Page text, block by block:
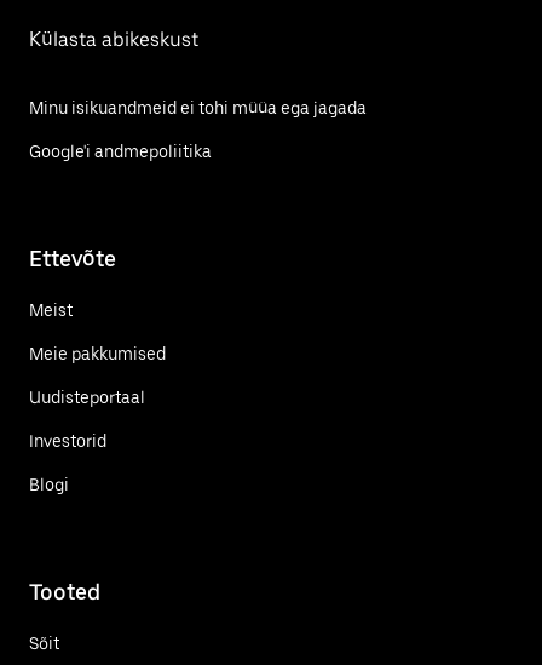
Külasta abikeskust
Minu isikuandmeid ei tohi müüa ega jagada
Google'i andmepoliitika
Ettevõte
Meist
Meie pakkumised
Uudisteportaal
Investorid
Blogi
Tooted
Sõit